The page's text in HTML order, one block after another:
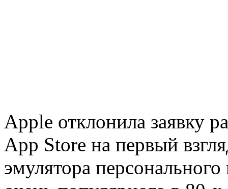
Apple отклонила заявку
App Store на первый
эмулятора